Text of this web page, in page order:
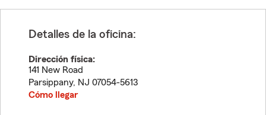
Detalles de la oficina:
Dirección física:
141 New Road
Parsippany, NJ 07054-5613
Cómo llegar